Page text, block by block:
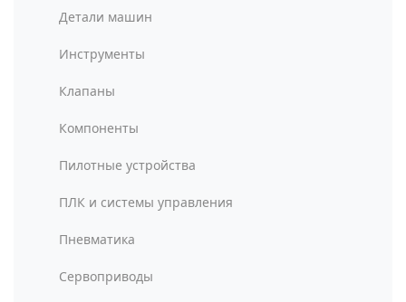
Детали машин
Инструменты
Клапаны
Компоненты
Пилотные устройства
ПЛК и системы управления
Пневматика
Сервоприводы